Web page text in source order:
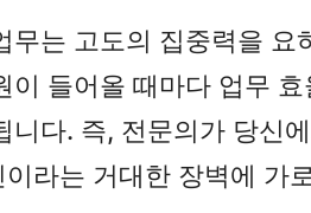
무는 고도의 집중력을
이 들어올 때마다 업무
니다. 즉, 전문의가 당신
이라는 거대한 장벽에 가